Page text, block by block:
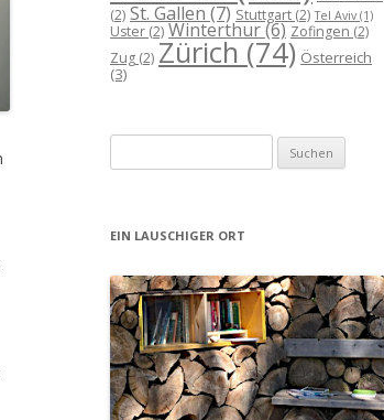
(2) St. Gallen (7) Stuttgart (2) Tel Aviv (1)
Uster (2) Winterthur(6) Zofingen (2)
Zug (2) Zürich (74) Österreich
(3)
nach:
EIN LAUSCHIGER ORT